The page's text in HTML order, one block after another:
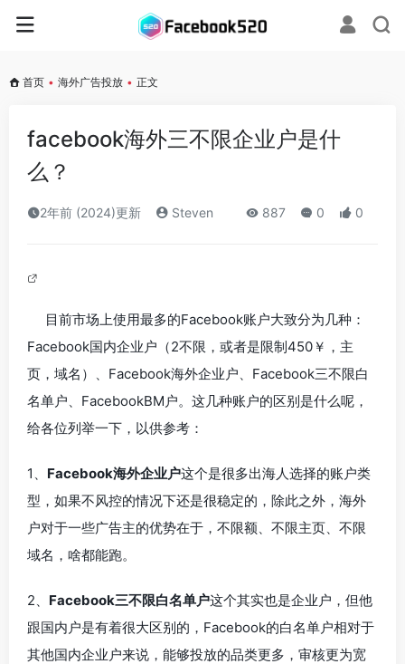
首页 • 海外广告投放 • 正文
facebook海外三不限企业户是什
么？
2年前 (2024)更新 Steven 887 0 0
目前市场上使用最多的Facebook账户大致分为几种：
Facebook国内企业户（2不限，或者是限制450￥，主
页，域名）、Facebook海外企业户、Facebook三不限白
名单户、FacebookBM户。这几种账户的区别是什么呢，
给各位列举一下，以供参考：
1、 Facebook海外企业户这个是很多出海人选择的账户类
型，如果不风控的情况下还是很稳定的，除此之外，海外
户对于一些广告主的优势在于，不限额、不限主页、不限
域名，啥都能跑。
2、 Facebook三不限白名单户这个其实也是企业户，但他
跟国内户是有着很大区别的，Facebook的白名单户相对于
其他国内企业户来说，能够投放的品类更多，审核更为宽